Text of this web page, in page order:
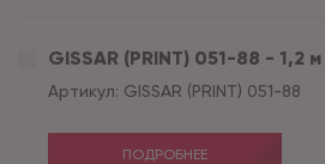
GISSAR (PRINT) 051-88 - 1,2 м
Артикул: GISSAR (PRINT) 051-88
ПОДРОБНЕЕ